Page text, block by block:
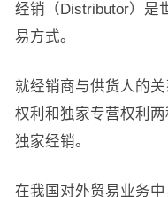
经销（Distributor）是
易方式。
就经销商与供货人的
权利和独家专营权利
独家经销。
在我国对外贸易业务